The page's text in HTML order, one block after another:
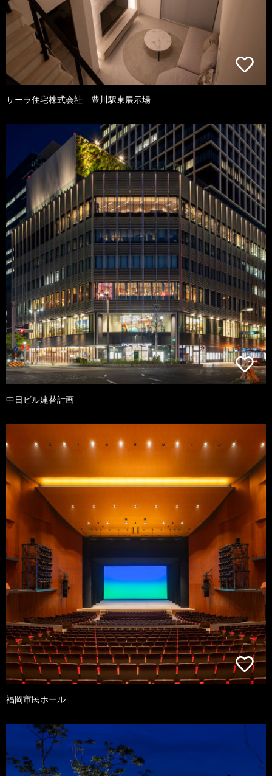
サーラ住宅株式会社 豊川駅東展示場
中日ビル建替計画
福岡市民ホール